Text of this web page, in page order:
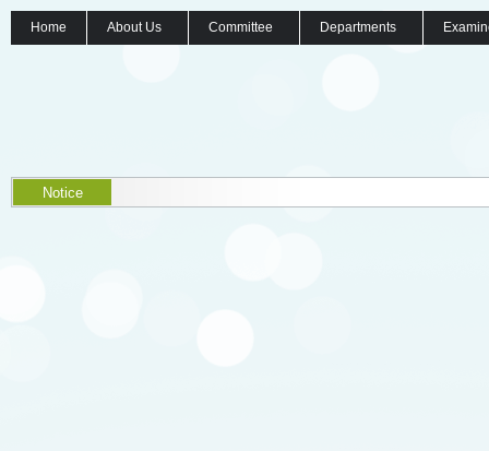
Home About Us Committee Departments
Notice